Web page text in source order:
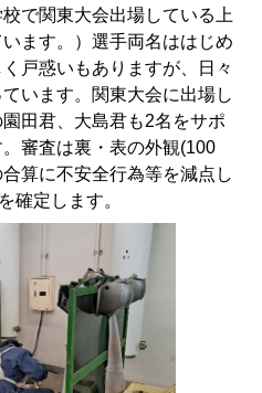
で関東大会出場している上
ます。）選手両名ははじめ
戸惑いもありますが、日々
います。関東大会に出場し
田君、大島君も2名をサポ
審査は裏・表の外観(100
算に不安全行為等を減点し
確定します。